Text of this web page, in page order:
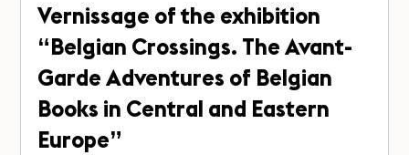
Vernissage of the exhibition
“Belgian Crossings. The Avant-
Garde Adventures of Belgian
Books in Central and Eastern
Europe”